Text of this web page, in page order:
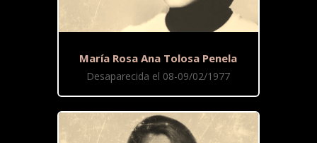
María Rosa Ana Tolosa Penela
Desaparecida el 08-09/02/1977